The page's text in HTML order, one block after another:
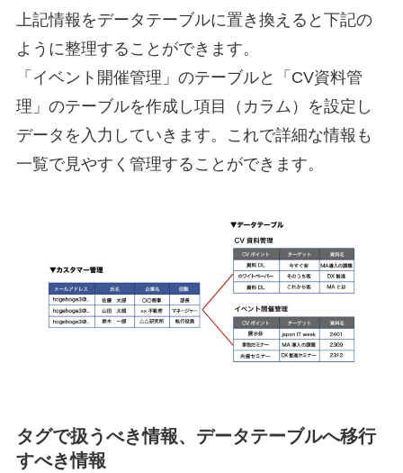
上記情報をデータテーブルに置き換えると下記の
ように整理することができます。
「イベント開催管理」のテーブルと「CV資料管
理」のテーブルを作成し項目（カラム）を設定し
データを入力していきます。これで詳細な情報も
一覧で見やすく管理することができます。
タグで扱うべき情報、データテーブルへ移行
すべき情報